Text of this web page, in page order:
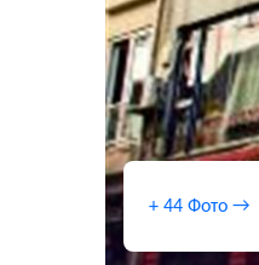
+ 44 Фото →